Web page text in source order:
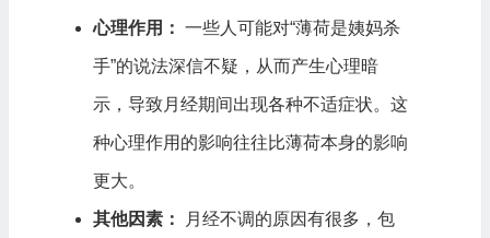
心理作用： 一些人可能对“薄荷是姨妈杀
手”的说法深信不疑，从而产生心理暗
示，导致月经期间出现各种不适症状。这
种心理作用的影响往往比薄荷本身的影响
更大。
其他因素： 月经不调的原因有很多，包